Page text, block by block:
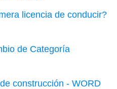
licencia de conducir?
de Categoría
construcción - WORD